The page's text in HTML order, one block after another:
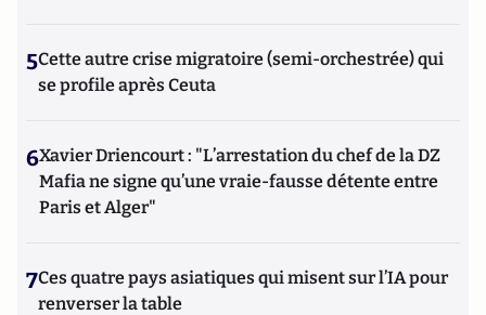
5Cette autre crise migratoire (semi-orchestrée) qui
se profile après Ceuta
6Xavier Driencourt : "L’arrestation du chef de la DZ
Mafia ne signe qu’une vraie-fausse détente entre
Paris et Alger"
7Ces quatre pays asiatiques qui misent sur l’IA pour
renverser la table